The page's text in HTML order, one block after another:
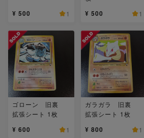
¥ 500 1 ¥ 500 1
ゴローン 旧裏
拡張シート 1枚
¥ 600 1
ガラガラ 旧裏
拡張シート 1枚
¥ 800 1